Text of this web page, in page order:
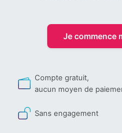
Je commence
Compte gratuit,
aucun moyen de
Sans engagement